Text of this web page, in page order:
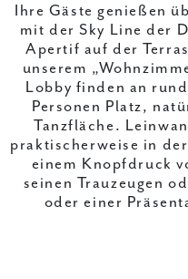
Ihre Gäste genießen
mit der Sky Line der
Apertif auf der
unserem
Lobby finden an
Personen Platz,
Tanzfläche.
praktischerweise in
einem Knopfdruck
seinen Trauzeugen
oder einer